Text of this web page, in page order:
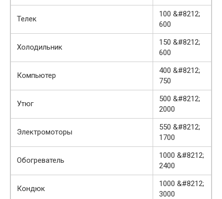
Телек
100 &#8212;
600
Холодильник
150 &#8212;
600
Компьютер
400 &#8212;
750
Утюг
500 &#8212;
2000
Электромоторы
550 &#8212;
1700
Обогреватель
1000 &#8212;
2400
Кондюк
1000 &#8212;
3000